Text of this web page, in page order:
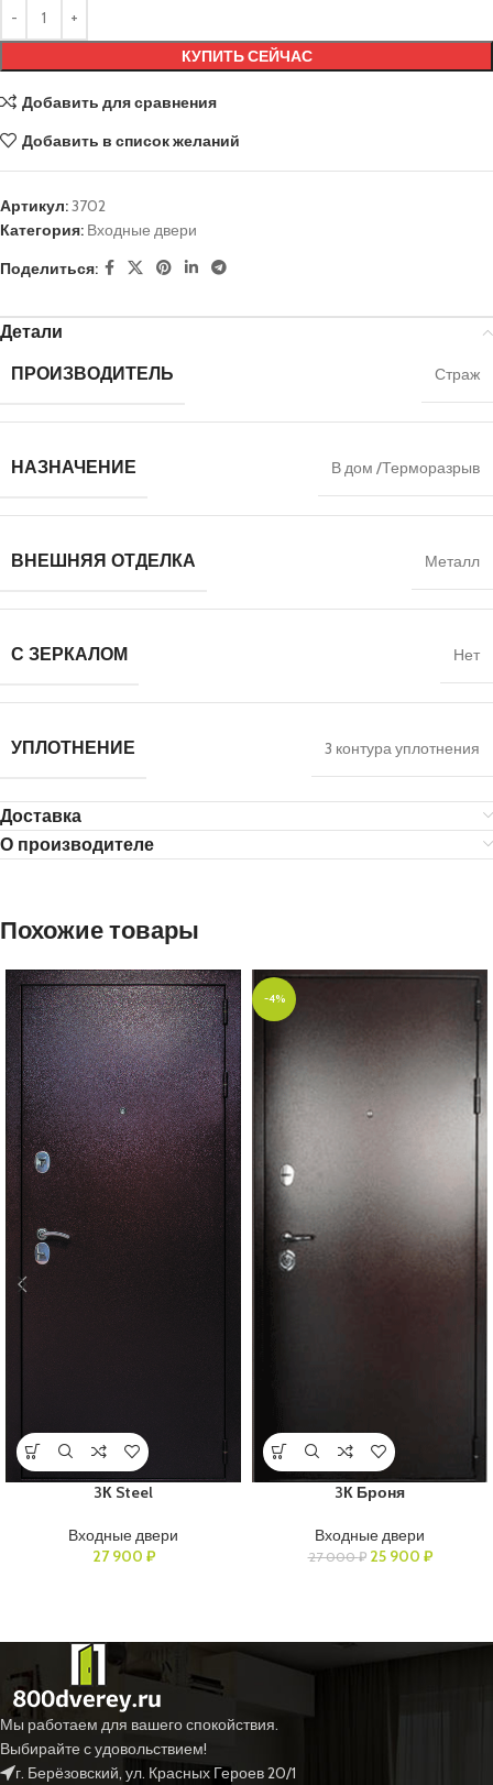
КУПИТЬ СЕЙЧАС
Добавить для сравнения
Добавить в список желаний
Артикул:3702
Категория: Входные двери
Поделиться:
Детали
ПРОИЗВОДИТЕЛЬ
Страж
НАЗНАЧЕНИЕ В дом /Терморазрыв
ВНЕШНЯЯ ОТДЕЛКА Металл
С ЗЕРКАЛОМ Нет
УПЛОТНЕНИЕ 3 контура уплотнения
Доставка
О производителе
Похожие товары
3К Steel
Входные двери
27 900 ₽
-4%
3К Броня
Входные двери
27 000₽ 25 900 ₽
Мы работаем для вашего спокойствия.
Выбирайте с удовольствием!
г. Берёзовский, ул. Красных Героев 20/1